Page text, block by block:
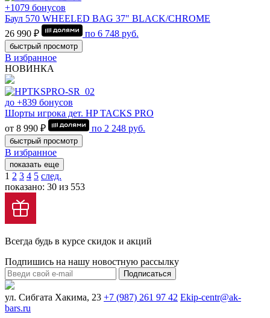
+1079 бонусов
Баул 570 WHEELED BAG 37" BLACK/CHROME
26 990 ₽
по 6 748 руб.
быстрый просмотр
В избранное
НОВИНКА
до +839 бонусов
Шорты игрока дет. HP TACKS PRO
от 8 990 ₽
по 2 248 руб.
быстрый просмотр
В избранное
показать еще
1 2 3 4 5 след.
показано: 30 из 553
Всегда будь в курсе скидок и акций
Подпишись на нашу новостную рассылку
Подписаться
ул. Сибгата Хакима, 23 +7 (987) 261 97 42 Ekip-centr@ak-
bars.ru